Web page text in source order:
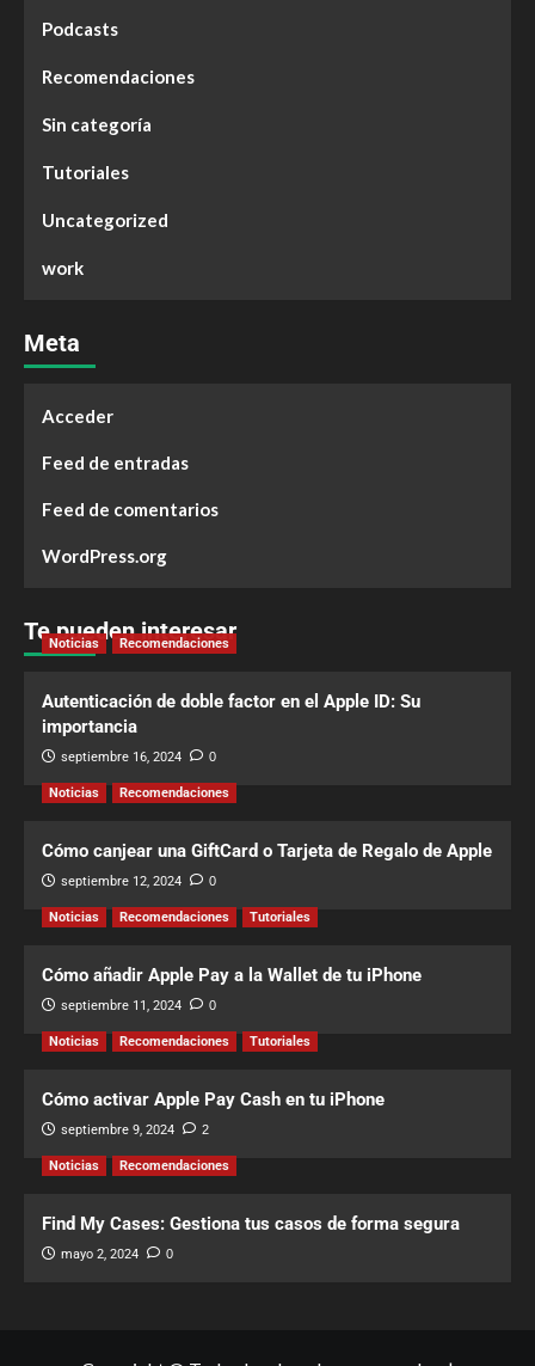
Podcasts
Recomendaciones
Sin categoría
Tutoriales
Uncategorized
work
Meta
Acceder
Feed de entradas
Feed de comentarios
WordPress.org
Te pueden interesar
Noticias Recomendaciones
Autenticación de doble factor en el Apple ID: Su
importancia
septiembre 16, 2024 0
Noticias Recomendaciones
Cómo canjear una GiftCard o Tarjeta de Regalo de Apple
septiembre 12, 2024 0
Noticias Recomendaciones Tutoriales
Cómo añadir Apple Pay a la Wallet de tu iPhone
septiembre 11, 2024 0
Noticias Recomendaciones Tutoriales
Cómo activar Apple Pay Cash en tu iPhone
septiembre 9, 2024 2
Noticias Recomendaciones
Find My Cases: Gestiona tus casos de forma segura
mayo 2, 2024 0